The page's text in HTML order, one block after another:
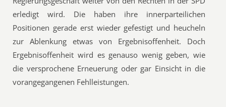
erledigt wird. Die haben ihre innerparteilichen
Positionen gerade erst wieder gefestigt und heucheln
zur Ablenkung etwas von Ergebnisoffenheit. Doch
Ergebnisoffenheit wird es genauso wenig geben, wie
die versprochene Erneuerung oder gar Einsicht in die
vorangegangenen Fehlleistungen.